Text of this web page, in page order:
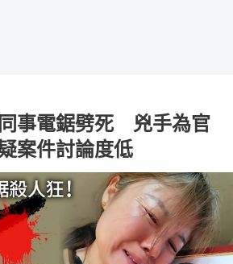
事電鋸劈死 兇手為官
案件討論度低